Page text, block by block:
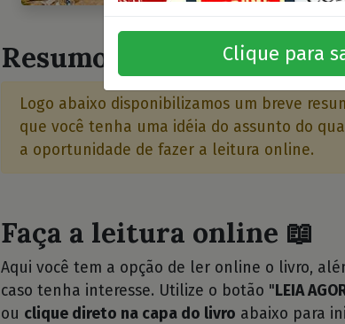
Resumo do livro 🤔
Logo abaixo disponibilizamos um breve
que você tenha uma idéia do assunto do
a oportunidade de fazer a leitura online.
Faça a leitura online 📖
Aqui você tem a opção de ler online o livro,
caso tenha interesse. Utilize o botão " LEIA
ou clique direto na capa do livro abaixo para
Clique para